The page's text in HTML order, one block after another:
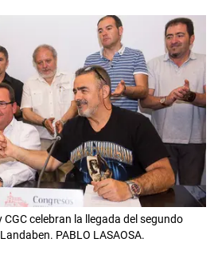
CGC celebran la llegada del segundo
PABLO LASAOSA.